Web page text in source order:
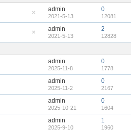
藏
置
帖
admin
2021-5-13
0
12081
藏
顶
admin
2021-5-13
2
12828
admin
2025-11-8
0
1778
admin
2025-11-2
0
2167
admin
2025-10-21
0
1604
admin
2025-9-10
1
1960